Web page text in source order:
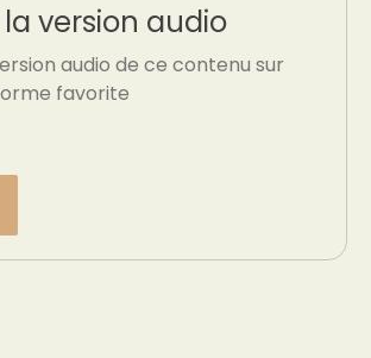
la version audio
audio de ce contenu sur
favorite